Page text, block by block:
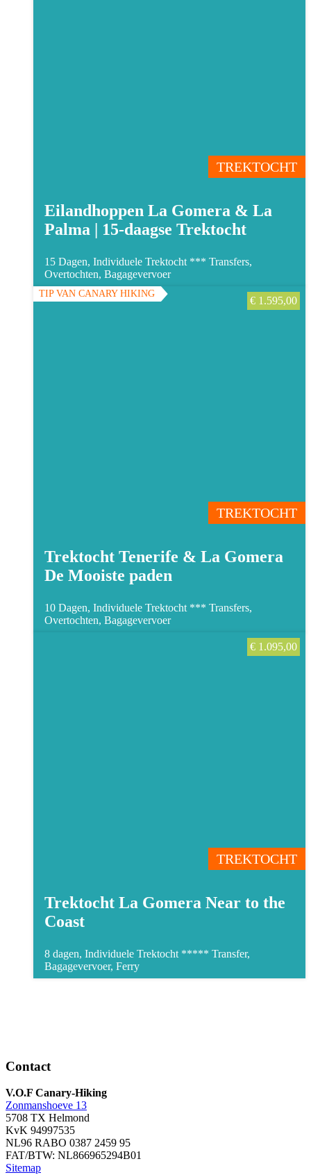
TREKTOCHT
Eilandhoppen La Gomera & La
Palma | 15-daagse Trektocht
15 Dagen, Individuele Trektocht *** Transfers,
Overtochten, Bagagevervoer
TREKTOCHT
TIP VAN CANARY HIKING
Trektocht Tenerife & La Gomera
De Mooiste paden
€ 1.595,00
10 Dagen, Individuele Trektocht *** Transfers,
Overtochten, Bagagevervoer
TREKTOCHT
Trektocht La Gomera Near to the
Coast
€ 1.095,00
8 dagen, Individuele Trektocht ***** Transfer,
Bagagevervoer, Ferry
Contact
V.O.F Canary-Hiking
Zonmanshoeve 13
5708 TX Helmond
KvK 94997535
NL96 RABO 0387 2459 95
FAT/BTW: NL866965294B01
Sitemap